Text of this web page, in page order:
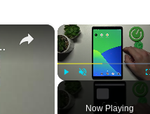
Unmute
Now Playing
×
REALME Pad Mini